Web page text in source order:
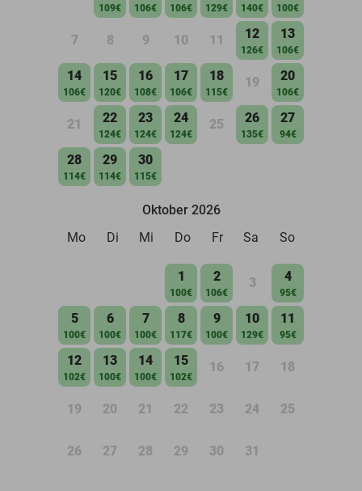
109€ 106€ 106€ 129€ 140€ 100€
7 8 9 10 11 12
126€
13
106€
14
106€
15
120€
16
108€
17
106€
18
115€
19 20
106€
21 22
124€
23
124€
24
124€
25 26
135€
27
94€
28
114€
29
114€
30
115€
Oktober 2026
Mo
Di Mi Do Fr Sa So
1
100€
2
106€
3 4
95€
5
100€
6
100€
7
100€
8
117€
9
100€
10
129€
11
95€
12
102€
13
100€
14
100€
15
102€
16 17 18
19 20 21 22 23 24 25
26 27 28 29 30 31